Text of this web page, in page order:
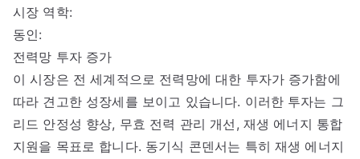
시장 역학:
동인:
전력망 투자 증가
이 시장은 전 세계적으로 전력망에 대한 투자가 증가함에
따라 견고한 성장세를 보이고 있습니다. 이러한 투자는 그
리드 안정성 향상, 무효 전력 관리 개선, 재생 에너지 통합
지원을 목표로 합니다. 동기식 콘덴서는 특히 재생 에너지